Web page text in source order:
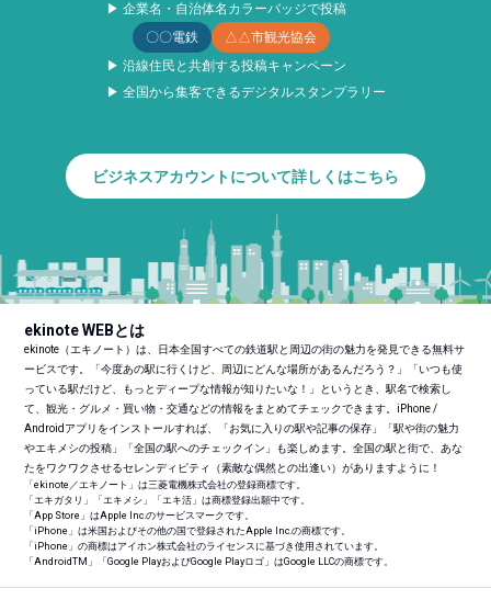
▶ 企業名・自治体名カラーバッジで投稿
〇〇電鉄
△△市観光協会
▶ 沿線住民と共創する投稿キャンペーン
▶ 全国から集客できるデジタルスタンプラリー
ビジネスアカウントについて詳しくはこちら
ekinote WEBとは
ekinote（エキノート）は、日本全国すべての鉄道駅と周辺の街の魅力を発見できる無料サ
ービスです。「今度あの駅に行くけど、周辺にどんな場所があるんだろう？」「いつも使
っている駅だけど、もっとディープな情報が知りたいな！」というとき、駅名で検索し
て、観光・グルメ・買い物・交通などの情報をまとめてチェックできます。iPhone /
Androidアプリをインストールすれば、「お気に入りの駅や記事の保存」「駅や街の魅力
やエキメシの投稿」「全国の駅へのチェックイン」も楽しめます。全国の駅と街で、あな
たをワクワクさせるセレンディピティ（素敵な偶然との出逢い）がありますように！
「ekinote／エキノート」は三菱電機株式会社の登録商標です。
「エキガタリ」「エキメシ」「エキ活」は商標登録出願中です。
「App Store」はApple Inc.のサービスマークです。
「iPhone」は米国およびその他の国で登録されたApple Inc.の商標です。
「iPhone」の商標はアイホン株式会社のライセンスに基づき使用されています。
「AndroidTM 」「Google PlayおよびGoogle Playロゴ」はGoogle LLCの商標です。